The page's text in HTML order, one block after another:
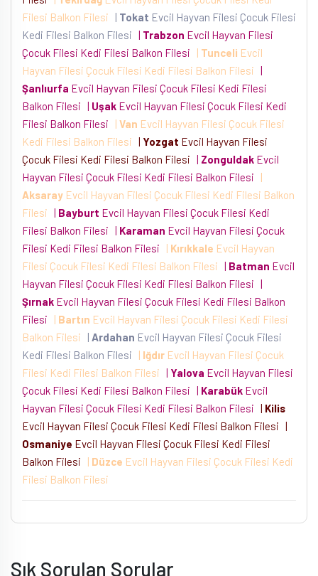
Filesi Balkon Filesi
| Tokat Evcil Hayvan Filesi Çocuk Filesi
Kedi Filesi Balkon Filesi | Trabzon Evcil Hayvan Filesi
Çocuk Filesi Kedi Filesi Balkon Filesi
| Tunceli Evcil
Hayvan Filesi Çocuk Filesi Kedi Filesi Balkon Filesi |
Şanlıurfa Evcil Hayvan Filesi Çocuk Filesi Kedi Filesi
Balkon Filesi | Uşak Evcil Hayvan Filesi Çocuk Filesi Kedi
Filesi Balkon Filesi
| Van Evcil Hayvan Filesi Çocuk Filesi
Kedi Filesi Balkon Filesi | Yozgat Evcil Hayvan Filesi
Çocuk Filesi Kedi Filesi Balkon Filesi | Zonguldak Evcil
Hayvan Filesi Çocuk Filesi Kedi Filesi Balkon Filesi
|
Aksaray Evcil Hayvan Filesi Çocuk Filesi Kedi Filesi Balkon
Filesi | Bayburt Evcil Hayvan Filesi Çocuk Filesi Kedi
Filesi Balkon Filesi | Karaman Evcil Hayvan Filesi Çocuk
Filesi Kedi Filesi Balkon Filesi
| Kırıkkale Evcil Hayvan
Filesi Çocuk Filesi Kedi Filesi Balkon Filesi | Batman Evcil
Hayvan Filesi Çocuk Filesi Kedi Filesi Balkon Filesi |
Şırnak Evcil Hayvan Filesi Çocuk Filesi Kedi Filesi Balkon
Filesi
| Bartın Evcil Hayvan Filesi Çocuk Filesi Kedi Filesi
Balkon Filesi
| Ardahan Evcil Hayvan Filesi Çocuk Filesi
Kedi Filesi Balkon Filesi
| Iğdır Evcil Hayvan Filesi Çocuk
Filesi Kedi Filesi Balkon Filesi | Yalova Evcil Hayvan Filesi
Çocuk Filesi Kedi Filesi Balkon Filesi | Karabük Evcil
Hayvan Filesi Çocuk Filesi Kedi Filesi Balkon Filesi | Kilis
Evcil Hayvan Filesi Çocuk Filesi Kedi Filesi Balkon Filesi |
Osmaniye Evcil Hayvan Filesi Çocuk Filesi Kedi Filesi
Balkon Filesi
| Düzce Evcil Hayvan Filesi Çocuk Filesi Kedi
Filesi Balkon Filesi
Sık Sorulan Sorular